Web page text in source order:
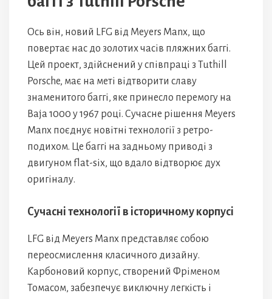
Ось він, новий LFG від Meyers Manx, що
повертає нас до золотих часів пляжних баггі.
Цей проект, здійснений у співпраці з Tuthill
Porsche, має на меті відтворити славу
знаменитого баггі, яке принесло перемогу на
Baja 1000 у 1967 році. Сучасне рішення Meyers
Manx поєднує новітні технології з ретро-
подихом. Це баггі на задньому приводі з
двигуном flat-six, що вдало відтворює дух
оригіналу.
Сучасні технології в історичному корпусі
LFG від Meyers Manx представляє собою
переосмислення класичного дизайну.
Карбоновий корпус, створений Фріменом
Томасом, забезпечує виключну легкість і